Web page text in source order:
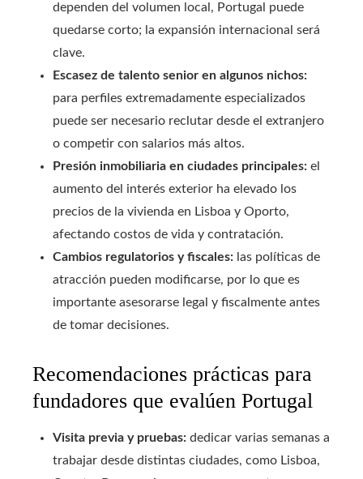
dependen del volumen local, Portugal puede
quedarse corto; la expansión internacional será
clave.
Escasez de talento senior en algunos nichos:
para perfiles extremadamente especializados
puede ser necesario reclutar desde el extranjero
o competir con salarios más altos.
Presión inmobiliaria en ciudades principales: el
aumento del interés exterior ha elevado los
precios de la vivienda en Lisboa y Oporto,
afectando costos de vida y contratación.
Cambios regulatorios y fiscales: las políticas de
atracción pueden modificarse, por lo que es
importante asesorarse legal y fiscalmente antes
de tomar decisiones.
Recomendaciones prácticas para
fundadores que evalúen Portugal
Visita previa y pruebas: dedicar varias semanas a
trabajar desde distintas ciudades, como Lisboa,